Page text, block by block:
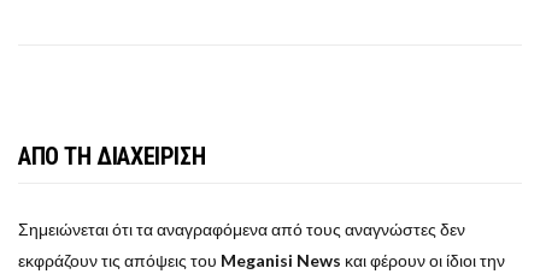
ΑΠΟ ΤΗ ΔΙΑΧΕΙΡΙΣΗ
Σημειώνεται ότι τα αναγραφόμενα από τους αναγνώστες δεν
εκφράζουν τις απόψεις του Meganisi News και φέρουν οι ίδιοι την